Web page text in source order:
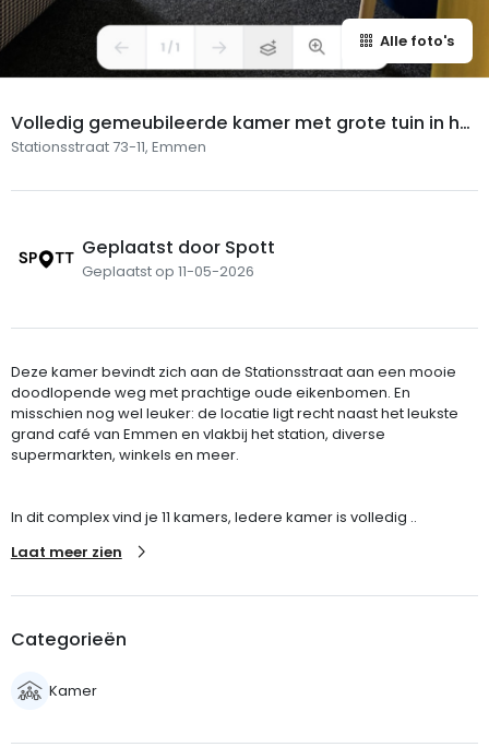
Alle foto's
Volledig gemeubileerde kamer met grote tuin in he
t centrum van Emmen
Stationsstraat 73-11, Emmen
Geplaatst door Spott
Geplaatst op 11-05-2026
Deze kamer bevindt zich aan de Stationsstraat aan een mooie
doodlopende weg met prachtige oude eikenbomen. En
misschien nog wel leuker: de locatie ligt recht naast het leukste
grand café van Emmen en vlakbij het station, diverse
supermarkten, winkels en meer.
In dit complex vind je 11 kamers, Iedere kamer is volledig ..
Laat meer zien
Categorieën
Kamer